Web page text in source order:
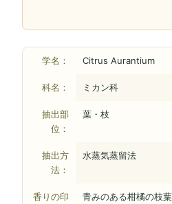
学名： Citrus Aurantium
科名： ミカン科
抽出部
位：
葉・枝
抽出方
法：
水蒸気蒸留法
香りの印
青みのある柑橘の枝